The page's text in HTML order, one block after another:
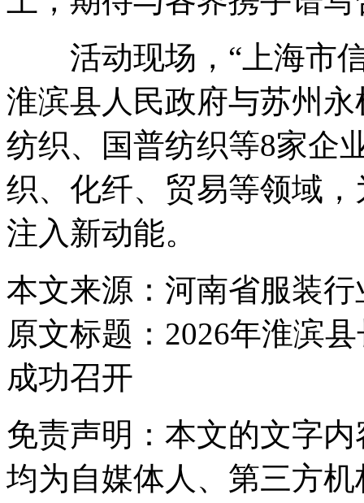
活动现场，“上海市信
淮滨县人民政府与苏州
纺织、国普纺织等8家企
织、化纤、贸易等领域
注入新动能。
本文来源：河南省服装行
原文标题： 2026年淮滨
成功召开
免责声明：本文的文字
均为自媒体人、第三方